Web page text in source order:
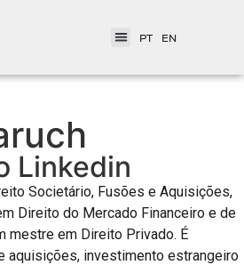
PT EN
Linkedin
Societário, Fusões e Aquisições,
Direito do Mercado Financeiro e de
mestre em Direito Privado. É
aquisições, investimento estrangeiro